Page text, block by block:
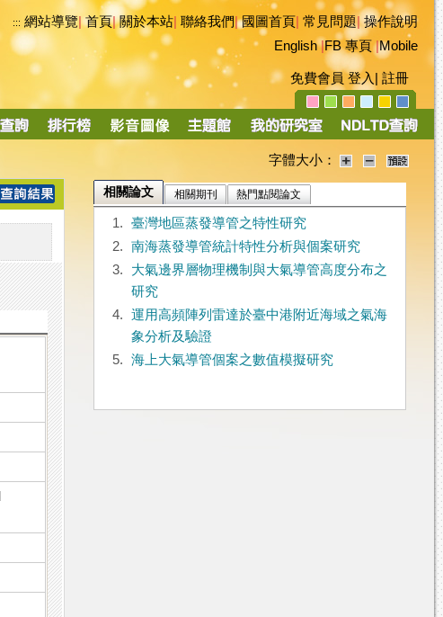
::: 網站導覽|首頁|關於本站 聯絡我們|國圖首頁 常見問題|操作說明
English|FB 專頁|Mobile
免費會員 登入 註冊
字體大小：
相關論文 相關期刊 熱門點閱論文
1.
臺灣地區蒸發導管之特性研究
2.
南海蒸發導管統計特性分析與個案研究
3.
大氣邊界層物理機制與大氣導管高度分布之
研究
4.
運用高頻陣列雷達於臺中港附近海域之氣海
象分析及驗證
5.
海上大氣導管個案之數值模擬研究